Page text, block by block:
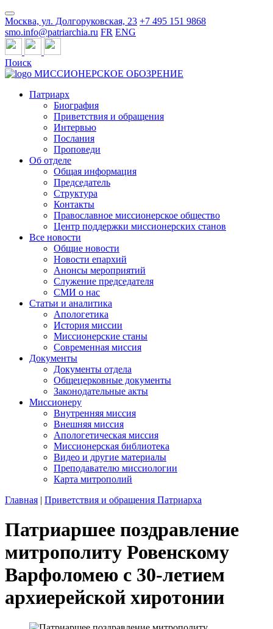
Москва, ул. Долгоруковская, 23 +7 495 151 9868
smo.info@patriarchia.ru FR ENG
Поиск
МИССИОНЕРСКОЕ ОБОЗРЕНИЕ
Патриарх
Биография
Приветствия и обращения
Интервью
Послания
Проповеди
Об отделе
Общая информация
Председатель
Структура
Контакты
Православное миссионерское общество
Центр поддержки миссионерских станов
Все новости
Общие новости
Новости епархий
Анонсы мероприятий
Служение председателя
СМИ о нас
Статьи и аналитика
Апологетика
История миссии
Миссионерские станы
Современная миссия
Документы
Документы отдела
Общецерковные документы
Законодательные акты
Миссионеру
Внутренняя миссия
Внешняя миссия
Апологетическая миссия
Миссионерская библиотека
Видео и другие материалы
Преподавателю миссиологии
Карта митрополий
Главная | Приветствия и обращения Патриарха
Патриаршее поздравление
митрополиту Ровенскому
Варфоломею с 30-летием
архиерейской хиротонии